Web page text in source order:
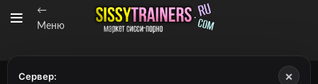
←
Меню
Сервер: ×